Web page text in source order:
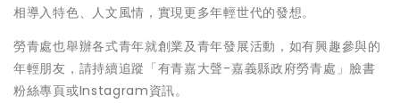
相導入特色、人文風情，實現更多年輕世代的發想。
勞青處也舉辦各式青年就創業及青年發展活動，如有興趣參與的
年輕朋友，請持續追蹤「有青嘉大聲-嘉義縣政府勞青處」臉書
粉絲專頁或Instagram資訊。